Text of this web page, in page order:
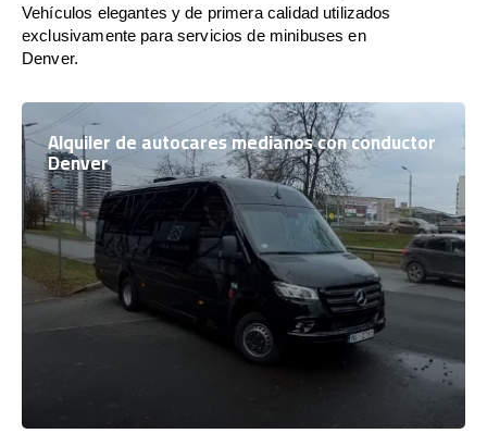
Vehículos elegantes y de primera calidad utilizados
exclusivamente para servicios de minibuses en
Denver.
Alquiler de autocares medianos con conductor
Denver